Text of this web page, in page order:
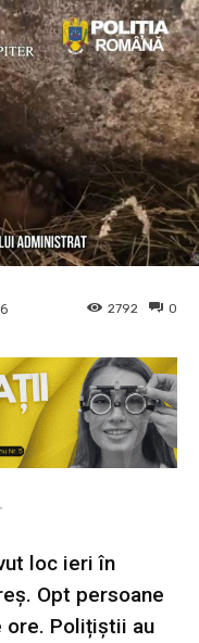
0
2792
loc ieri în
Opt persoane
ore. Polițiștii au